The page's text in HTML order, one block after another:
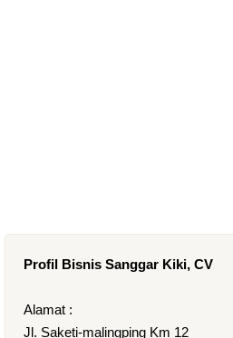
Profil Bisnis Sanggar Kiki, CV
Alamat :
Jl. Saketi-malingping Km 12